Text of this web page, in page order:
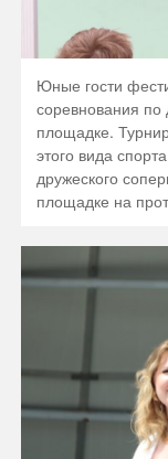
Юные гости
соревнования по
площадке.
этого вида
дружеского
площадке на